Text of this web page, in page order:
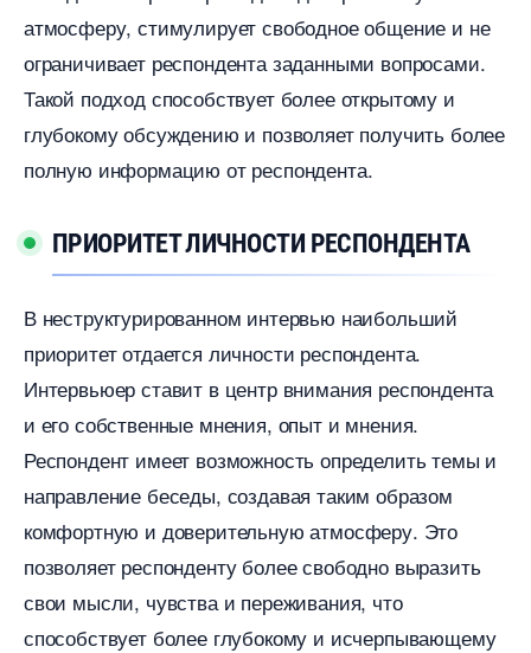
атмосферу, стимулирует свободное общение и не
ограничивает респондента заданными вопросами.​
Такой подход способствует более открытому и
лубокому обсуждению и позволяет получить более
полную информацию от респондента.​
ПРИОРИТЕТ ЛИЧНОСТИ РЕСПОНДЕНТА
неструктурированном интервью наибольший
приоритет отдается личности респондента.​
Интервьюер ставит в центр внимания респондента
и его собственные мнения, опыт и мнения.
Респондент имеет возможность определить темы и
направление беседы, создавая таким образом
комфортную и доверительную атмосферу.​ Это
позволяет респонденту более свободно выразить
свои мысли, чувства и переживания, что
способствует более глубокому и исчерпывающему